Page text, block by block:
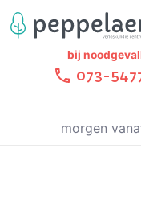
bij
073-
morgen